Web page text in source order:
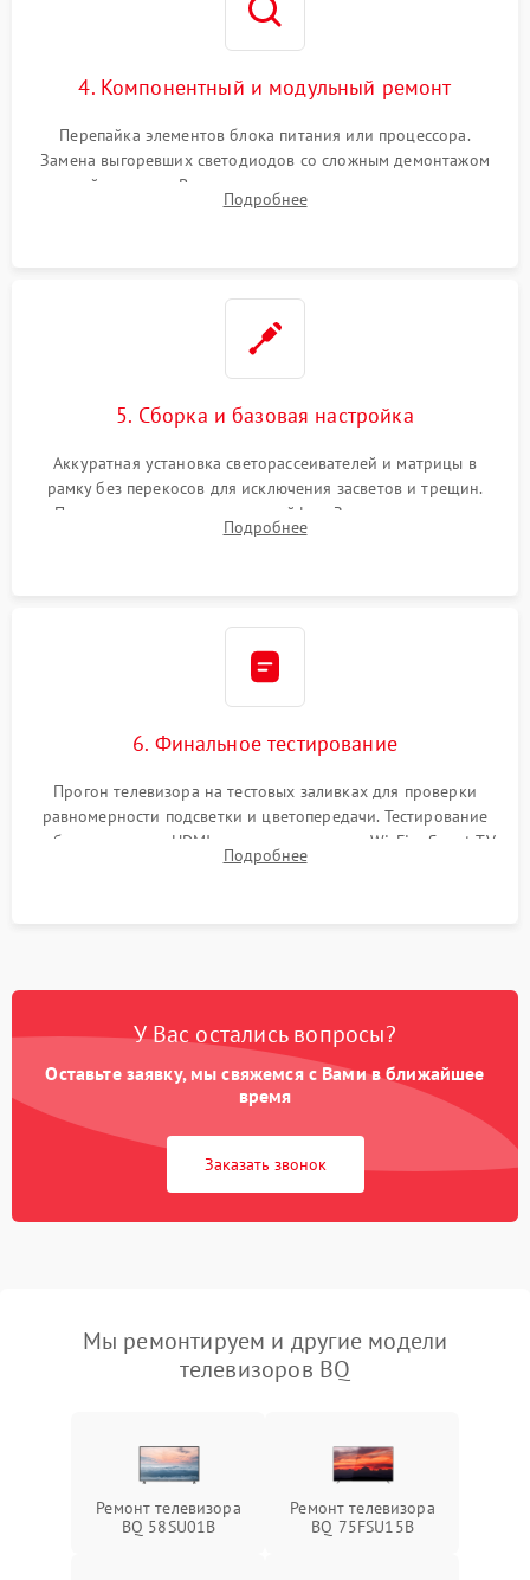
4. Компонентный и модульный ремонт
Перепайка элементов блока питания или процессора.
Замена выгоревших светодиодов со сложным демонтажом
хрупкой матрицы. Восстановление поврежденных дорожек,
прошивка микросхем памяти EEPROM
Подробнее
5. Сборка и базовая настройка
Аккуратная установка светорассеивателей и матрицы в
рамку без перекосов для исключения засветов и трещин.
Подключение внутренних шлейфов. Закрытие корпуса.
Сброс настроек и обновление программного обеспечения.
Подробнее
6. Финальное тестирование
Прогон телевизора на тестовых заливках для проверки
равномерности подсветки и цветопередачи. Тестирование
работы разъемов HDMI, динамиков, модуля Wi-Fi и Smart TV
в рабочем режиме в течение нескольких часов.
Подробнее
У Вас остались вопросы?
Оставьте заявку, мы свяжемся с Вами в ближайшее
время
Заказать звонок
Мы ремонтируем и другие модели
телевизоров BQ
Ремонт телевизора
BQ 58SU01B
Ремонт телевизора
BQ 75FSU15B